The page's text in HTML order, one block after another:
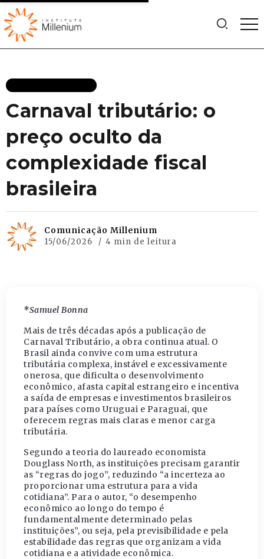
Carnaval tributário: o
preço oculto da
complexidade fiscal
brasileira
Comunicação Millenium
15/06/2026 4 min de leitura
*Samuel Bonna
Mais de três décadas após a publicação de
Carnaval Tributário, a obra continua atual. O
Brasil ainda convive com uma estrutura
tributária complexa, instável e excessivamente
onerosa, que dificulta o desenvolvimento
econômico, afasta capital estrangeiro e incentiva
a saída de empresas e investimentos brasileiros
para países como Uruguai e Paraguai, que
oferecem regras mais claras e menor carga
tributária.
Segundo a teoria do laureado economista
Douglass North, as instituições precisam garantir
as “regras do jogo”, reduzindo “a incerteza ao
proporcionar uma estrutura para a vida
cotidiana”. Para o autor, “o desempenho
econômico ao longo do tempo é
fundamentalmente determinado pelas
instituições”, ou seja, pela previsibilidade e pela
estabilidade das regras que organizam a vida
cotidiana e a atividade econômica.